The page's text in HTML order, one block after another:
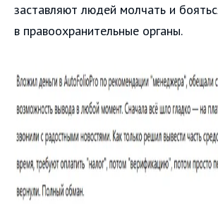
заставляют людей молчать и
в правоохранительные органы.